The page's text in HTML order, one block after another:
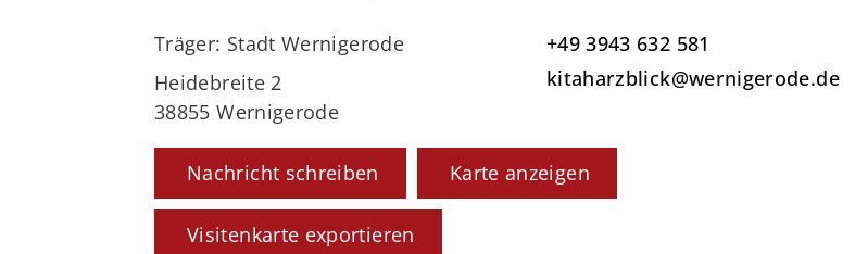
Träger: Stadt Wernigerode
Heidebreite 2
38855 Wernigerode
+49 3943 632 581
kitaharzblick@wernigerode.de
Nachricht schreiben Karte anzeigen
Visitenkarte exportieren